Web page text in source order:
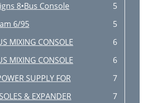
8•Bus Console
5
6/95
5
MIXING CONSOLE
6
MIXING CONSOLE
6
SUPPLY FOR
7
& EXPANDER
7